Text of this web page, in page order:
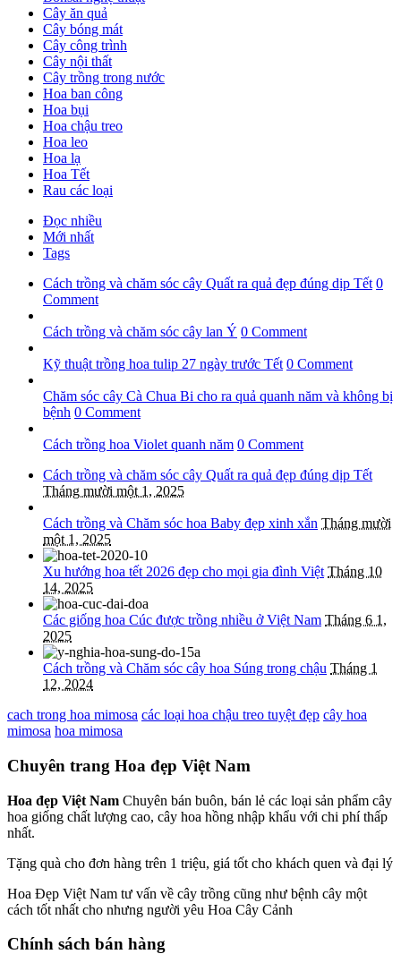
Cây ăn quả
Cây bóng mát
Cây công trình
Cây nội thất
Cây trồng trong nước
Hoa ban công
Hoa bụi
Hoa chậu treo
Hoa leo
Hoa lạ
Hoa Tết
Rau các loại
Đọc nhiều
Mới nhất
Tags
Cách trồng và chăm sóc cây Quất ra quả đẹp đúng dịp Tết 0
Comment
Cách trồng và chăm sóc cây lan Ý 0 Comment
Kỹ thuật trồng hoa tulip 27 ngày trước Tết 0 Comment
Chăm sóc cây Cà Chua Bi cho ra quả quanh năm và không bị
bệnh 0 Comment
Cách trồng hoa Violet quanh năm 0 Comment
Cách trồng và chăm sóc cây Quất ra quả đẹp đúng dịp Tết
Tháng mười một 1, 2025
Cách trồng và Chăm sóc hoa Baby đẹp xinh xắn Tháng mười
một 1, 2025
Xu hướng hoa tết 2026 đẹp cho mọi gia đình Việt Tháng 10
14, 2025
Các giống hoa Cúc được trồng nhiều ở Việt Nam Tháng 6 1,
2025
Cách trồng và Chăm sóc cây hoa Súng trong chậu Tháng 1
12, 2024
cach trong hoa mimosa các loại hoa chậu treo tuyệt đẹp cây hoa
mimosa hoa mimosa
Chuyên trang Hoa đẹp Việt Nam
Hoa đẹp Việt Nam Chuyên bán buôn, bán lẻ các loại sản phẩm cây
hoa giống chất lượng cao, cây hoa hồng nhập khẩu với chi phí thấp
nhất.
Tặng quà cho đơn hàng trên 1 triệu, giá tốt cho khách quen và đại lý
Hoa Đẹp Việt Nam tư vấn về cây trồng cũng như bệnh cây một
cách tốt nhất cho nhưng người yêu Hoa Cây Cảnh
Chính sách bán hàng